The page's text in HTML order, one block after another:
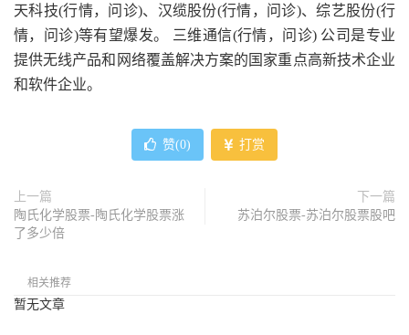
天科技(行情，问诊)、汉缆股份(行情，问诊)、综艺股份(行
情，问诊)等有望爆发。 三维通信(行情，问诊) 公司是专业
提供无线产品和网络覆盖解决方案的国家重点高新技术企业
和软件企业。
赞(0) 打赏
上一篇
陶氏化学股票-陶氏化学股票涨
了多少倍
下一篇
苏泊尔股票-苏泊尔股票股吧
相关推荐
暂无文章